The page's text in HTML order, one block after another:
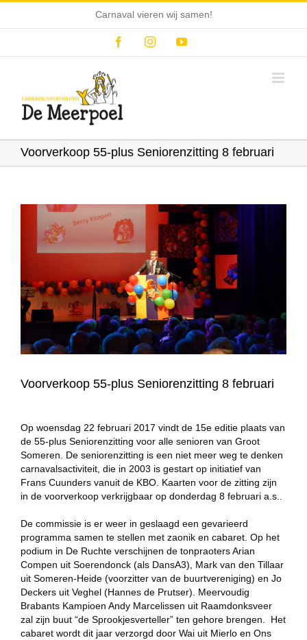
Carnaval vieren wij samen!
FacebookInstagramYouTube
Voorverkoop 55-plus Seniorenzitting 8 februari
grotere
afbeelding
Voorverkoop 55-plus Seniorenzitting 8 februari
Op woensdag 22 februari 2017 vindt de 15e editie plaats van
de 55-plus Seniorenzitting voor alle senioren van Groot
Someren. De seniorenzitting is een niet meer weg te denken
carnavalsactiviteit, die in 2003 is gestart op initiatief van
Frans Cuunders vanuit de KBO. Kaarten voor de zitting zijn
in de voorverkoop verkrijgbaar op donderdag 8 februari a.s..
De commissie is er weer in geslaagd een gevarieerd
programma samen te stellen met zaonik en cabaret. Op het
podium in De Ruchte verschijnen de tonpraoters Arian
Compen uit Soerendonck (als DansA3), Mark van den Tillaar
uit Someren-Heide (voorzitter van de buurtvereniging) en Jo
Deckers uit Veghel (Hannes de Prutser). Meervoudig
Brabants Kampioen Andy Marcelissen uit Raamdonksveer
zal zijn buut “de Sprookjesverteller” ten gehore brengen. Het
cabaret wordt dit jaar verzorgd door Wai uit Mierlo en Ons